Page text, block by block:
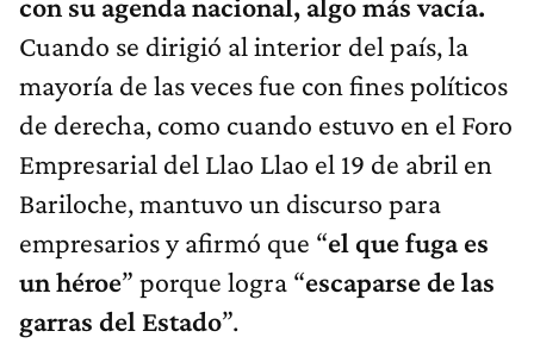
Cuando se dirigió al interior del país, la
mayoría de las veces fue con fines políticos
de derecha, como cuando estuvo en el Foro
Empresarial del Llao Llao el 19 de abril en
Bariloche, mantuvo un discurso para
empresarios y afirmó que “el que fuga es
un héroe” porque logra “escaparse de las
garras del Estado”.